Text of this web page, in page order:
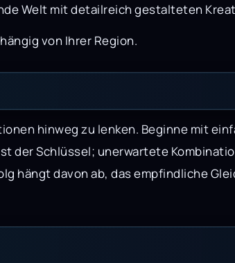
Welt mit detailreich gestalteten
von Ihrer Region.
hinweg zu lenken. Beginne mit
der Schlüssel; unerwartete
hängt davon ab, das empfindliche